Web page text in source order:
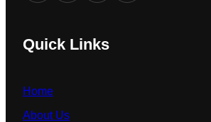
Quick Links
Home
About Us